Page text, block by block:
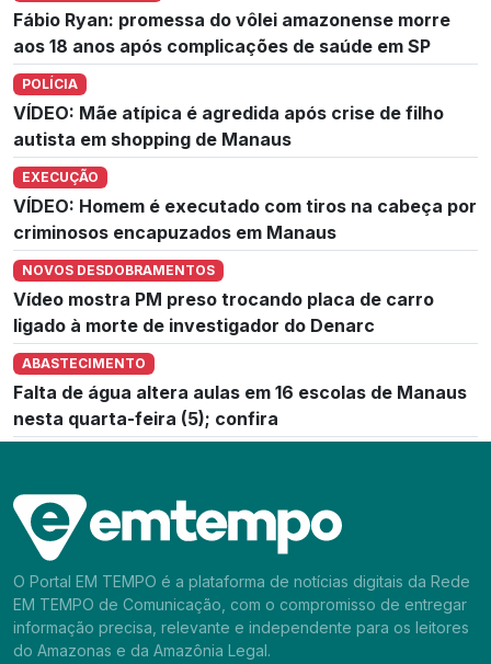
Fábio Ryan: promessa do vôlei amazonense morre
aos 18 anos após complicações de saúde em SP
POLÍCIA
VÍDEO: Mãe atípica é agredida após crise de filho
autista em shopping de Manaus
EXECUÇÃO
VÍDEO: Homem é executado com tiros na cabeça por
criminosos encapuzados em Manaus
NOVOS DESDOBRAMENTOS
Vídeo mostra PM preso trocando placa de carro
ligado à morte de investigador do Denarc
ABASTECIMENTO
Falta de água altera aulas em 16 escolas de Manaus
nesta quarta-feira (5); confira
O Portal EM TEMPO é a plataforma de notícias digitais da Rede
EM TEMPO de Comunicação, com o compromisso de entregar
informação precisa, relevante e independente para os leitores
do Amazonas e da Amazônia Legal.